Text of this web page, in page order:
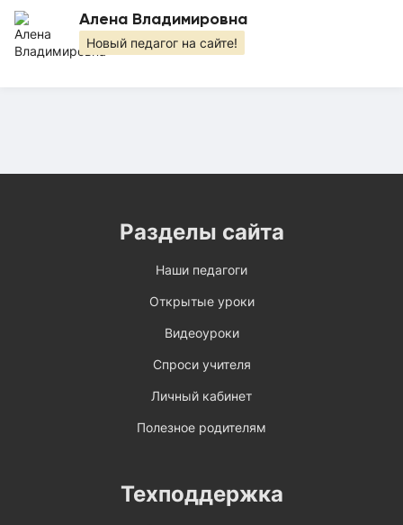
Алена Владимировна
Новый педагог на сайте!
Разделы сайта
Наши педагоги
Открытые уроки
Видеоуроки
Спроси учителя
Личный кабинет
Полезное родителям
Техподдержка